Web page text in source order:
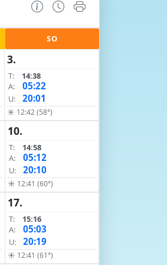
SO
3.
T:
14:38
A:
05:22
U: 20:01
☀ 12:42 (58°)
10.
T:
14:58
A:
05:12
U: 20:10
☀ 12:41 (60°)
17.
T:
15:16
A:
05:03
U: 20:19
☀ 12:41 (61°)